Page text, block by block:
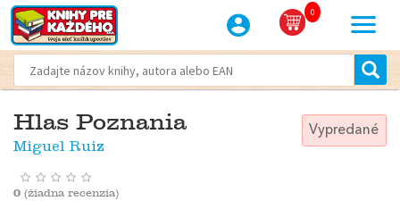
0
Hlas Poznania
Miguel Ruiz
Vypredané
0 (žiadna recenzia)